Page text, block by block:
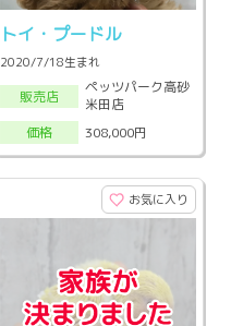
トイ・プードル
2020/7/18生まれ
販売店
ペッツパーク高砂
米田店
価格
308,000円
お気に入り